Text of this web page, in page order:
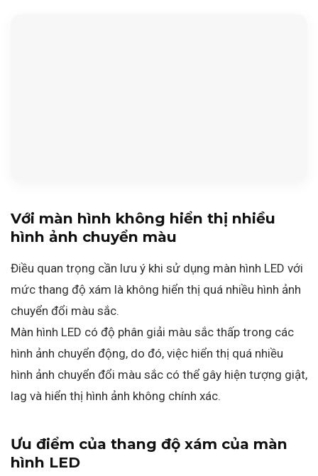
Với màn hình không hiển thị nhiều
hình ảnh chuyển màu
Điều quan trọng cần lưu ý khi sử dụng màn hình LED với
mức thang độ xám là không hiển thị quá nhiều hình ảnh
chuyển đổi màu sắc.
Màn hình LED có độ phân giải màu sắc thấp trong các
hình ảnh chuyển động, do đó, việc hiển thị quá nhiều
hình ảnh chuyển đổi màu sắc có thể gây hiện tượng giật,
lag và hiển thị hình ảnh không chính xác.
Ưu điểm của thang độ xám của màn
hình LED